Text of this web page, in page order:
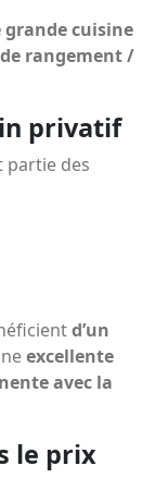
grande cuisine
rangement /
privatif
partie des
d’un
excellente
avec la
le prix